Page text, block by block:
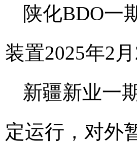
陕化BDO一
装置2025年2
新疆新业一
定运行，对外